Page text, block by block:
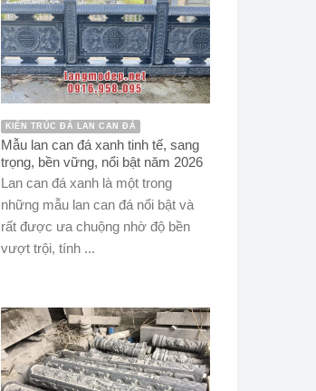
KIẾN TRÚC ĐÁ LAN CAN ĐÁ
Mẫu lan can đá xanh tinh tế, sang
trọng, bền vững, nổi bật năm 2026
Lan can đá xanh là một trong
những mẫu lan can đá nổi bật và
rất được ưa chuộng nhờ độ bền
vượt trội, tính ...